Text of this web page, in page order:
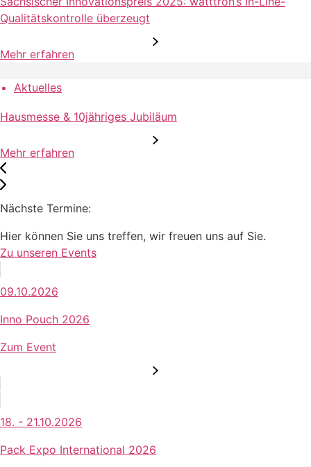
Qualitätskontrolle überzeugt
Mehr erfahren
Aktuelles
Hausmesse & 10jähriges Jubiläum
Mehr erfahren
Nächste Termine:
Hier können Sie uns treffen, wir freuen uns auf Sie.
Zu unseren Events
09.10.2026
Inno Pouch 2026
Zum Event
18. - 21.10.2026
Pack Expo International 2026